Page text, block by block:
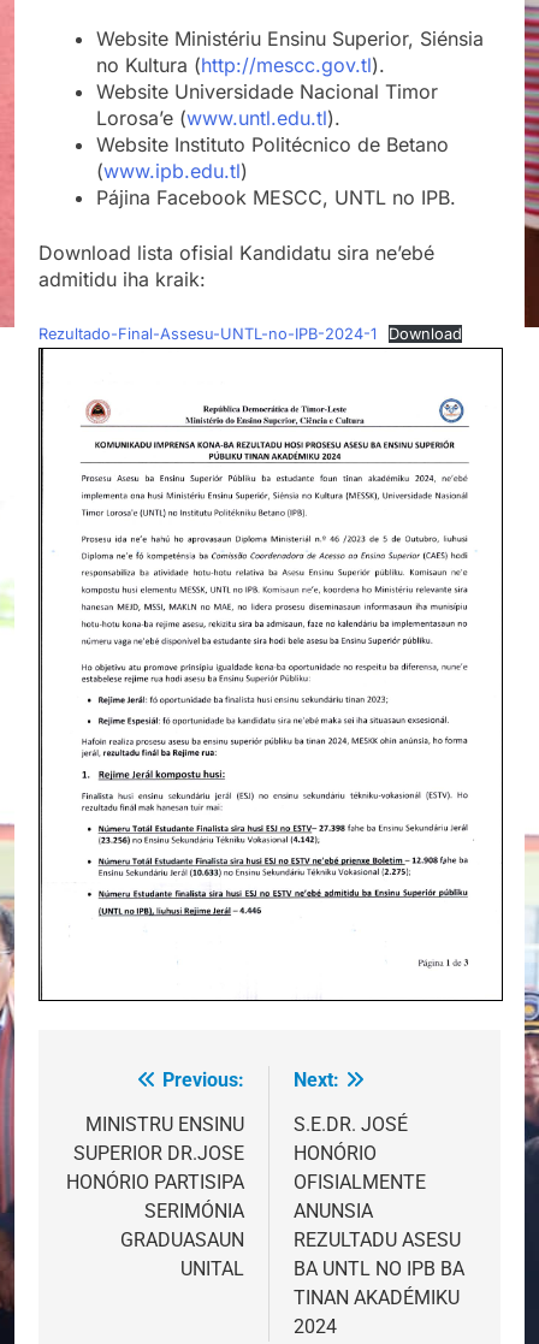
Website Ministériu Ensinu Superior, Siénsia
no Kultura (http://mescc.gov.tl).
Website Universidade Nacional Timor
Lorosa’e (www.untl.edu.tl).
Website Instituto Politécnico de Betano
(www.ipb.edu.tl)
Pájina Facebook MESCC, UNTL no IPB.
Download lista ofisial Kandidatu sira ne’ebé
admitidu iha kraik:
Rezultado-Final-Assesu-UNTL-no-IPB-2024-1 Download
navigation
Previous:
MINISTRU ENSINU
SUPERIOR DR.JOSE
HONÓRIO PARTISIPA
SERIMÓNIA
GRADUASAUN
UNITAL
Next:
S.E.DR. JOSÉ
HONÓRIO
OFISIALMENTE
ANUNSIA
REZULTADU ASESU
BA UNTL NO IPB BA
TINAN AKADÉMIKU
2024